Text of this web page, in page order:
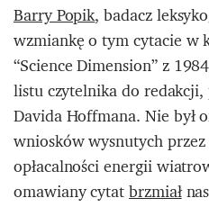
Barry Popik, badacz
wzmiankę o tym cytacie w
“Science Dimension” z
listu czytelnika do redakcji,
Davida Hoffmana. Nie był
wniosków wysnutych
opłacalności energii
omawiany cytatbrzmiał